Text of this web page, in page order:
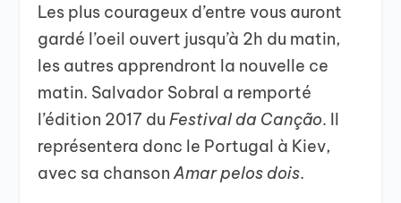
Les plus courageux d’entre vous auront
gardé l’oeil ouvert jusqu’à 2h du matin,
les autres apprendront la nouvelle ce
matin. Salvador Sobral a remporté
l’édition 2017 duFestival da Canção. Il
représentera donc le Portugal à Kiev,
avec sa chansonAmar pelos dois.